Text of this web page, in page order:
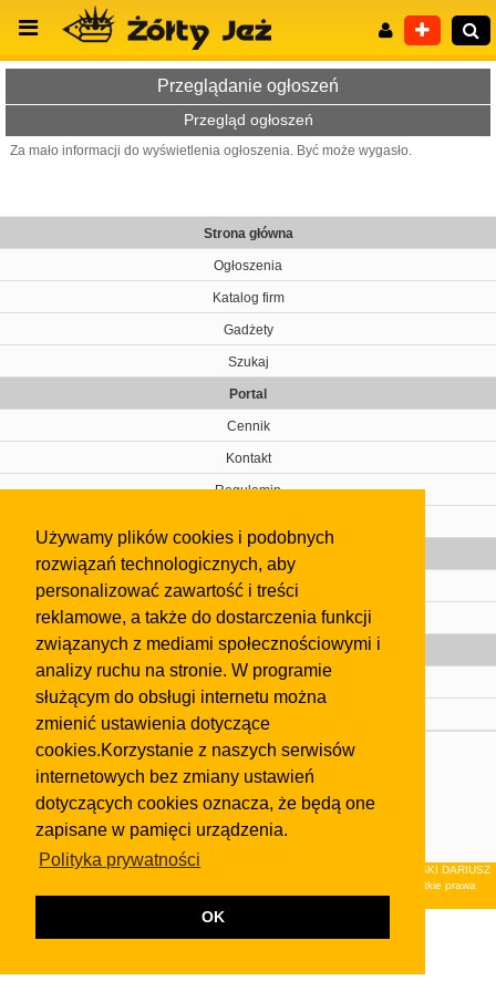
Używamy plików cookies i podobnych
rozwiązań technologicznych, aby
personalizować zawartość i treści
reklamowe, a także do dostarczenia funkcji
związanych z mediami społecznościowymi i
analizy ruchu na stronie. W programie
służącym do obsługi internetu można
zmienić ustawienia dotyczące
cookies.Korzystanie z naszych serwisów
internetowych bez zmiany ustawień
dotyczących cookies oznacza, że będą one
zapisane w pamięci urządzenia.
Polityka prywatności
OK
Przeglądanie ogłoszeń
Przegląd ogłoszeń
Za mało informacji do wyświetlenia ogłoszenia. Być może wygasło.
Strona główna
Ogłoszenia
Katalog firm
Gadżety
Szukaj
Portal
Cennik
Kontakt
Regulamin
Gazeta
Olkusz
Kontakt
Strefa dla biznesu
Biura nieruchomości
Dealerzy i autokomisy
Skontaktuj się z nami
regulaminuiPolityki Prywatności.
Klauzula FB
© 2026Wydawnictwo NEON sp. z o.o. (dawniej: FIRMA NEON MAREK KLUCZEWSKI DARIUSZ
KRAWCZYK s.c.) z siedzibą w Olkuszu, ul.Żuradzka 15, 32-300 Olkusz . Wszystkie prawa